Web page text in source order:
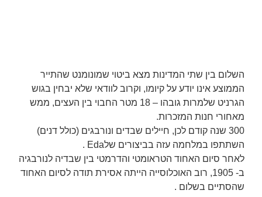
השלום בין שתי המדינות מצא ביטוי שמונומנט שהתייר
הממוצע אינו יודע על קיומו, וקרוב לוודאי שלא יבחין בגוש
הגרניט שלמרות גובהו – 18 מטר החבוי בין העצים, ממש
מאחורי חנות המזכרות.
300 שנה קודם לכן, חיילים שבדים ונורבגים (כולל דנים)
השתתפו במלחמה עזה בביצורים שלEda .
לאחר סיום האחוד הטראומטי והדרמטי בין שבדיה לנורבגיה
ב- 1905, רוב האוכלוסייה הייתה אסירת תודה לסיום האחוד
שהסתיים בשלום .